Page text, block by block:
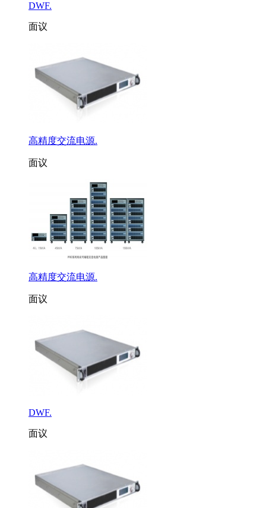
DWF.
面议
高精度交流电源.
面议
高精度交流电源.
面议
DWF.
面议